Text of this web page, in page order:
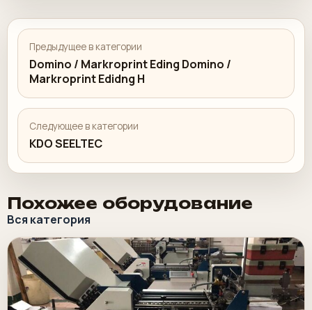
Предыдущее в категории
Domino / Markroprint Eding Domino /
Markroprint Edidng H
Следующее в категории
KDO SEELTEC
Похожее оборудование
Вся категория